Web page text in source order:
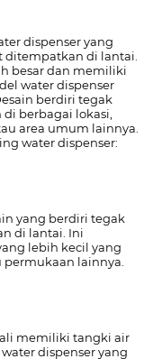
dispenser yang
di lantai.
besar dan memiliki
water dispenser
berdiri tegak
berbagai lokasi,
area umum lainnya.
water dispenser:
yang berdiri tegak
di lantai. Ini
lebih kecil yang
lainnya.
memiliki tangki air
dispenser yang